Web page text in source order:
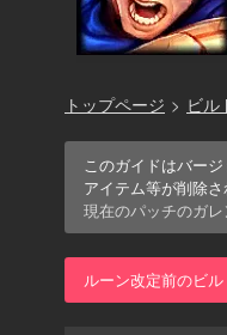
トップページ > ビル
このガイドはバー
アイテム等が削除
現在のパッチのガ
ルーン改定前のビ